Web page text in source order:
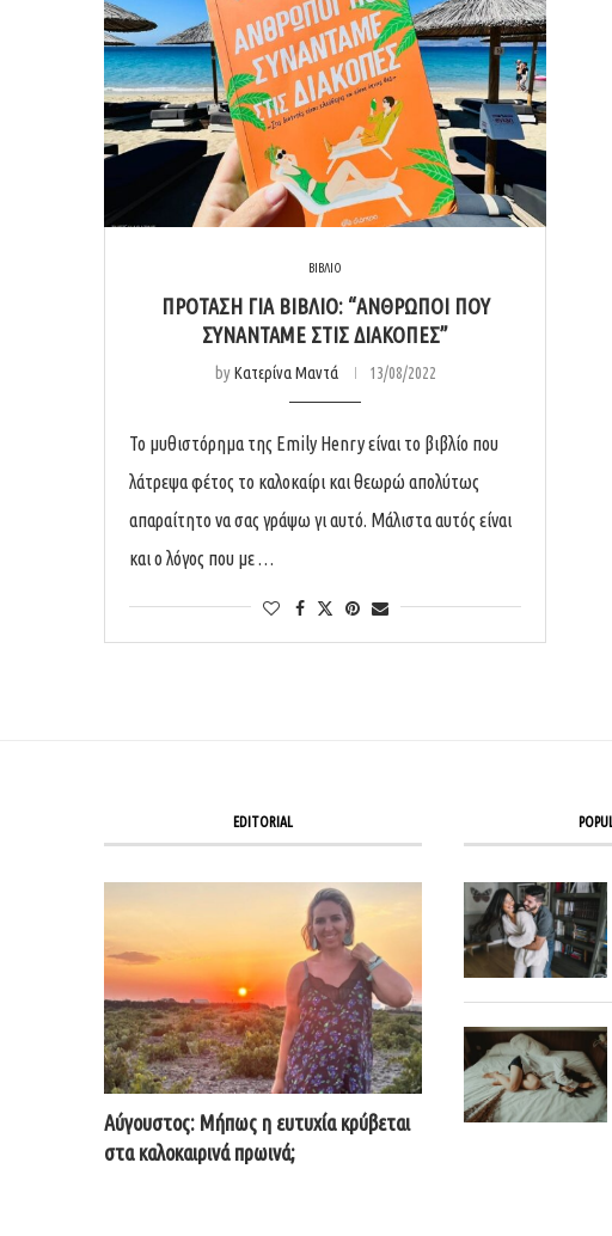
ΒΙΒΛΙΟ
ΠΡΟΤΑΣΗ ΓΙΑ ΒΙΒΛΙΟ: “ΆΝΘΡΩΠΟΙ ΠΟΥ
ΣΥΝΑΝΤΑΜΕ ΣΤΙΣ ΔΙΑΚΟΠΕΣ”
byΚατερίνα Μαντά 13/08/2022
Το μυθιστόρημα της Emily Henry είναι το βιβλίο που
λάτρεψα φέτος το καλοκαίρι και θεωρώ απολύτως
απαραίτητο να σας γράψω γι αυτό. Μάλιστα αυτός είναι
και ο λόγος που με …
EDITORIAL
Αύγουστος: Μήπως η ευτυχία κρύβεται
στα καλοκαιρινά πρωινά;